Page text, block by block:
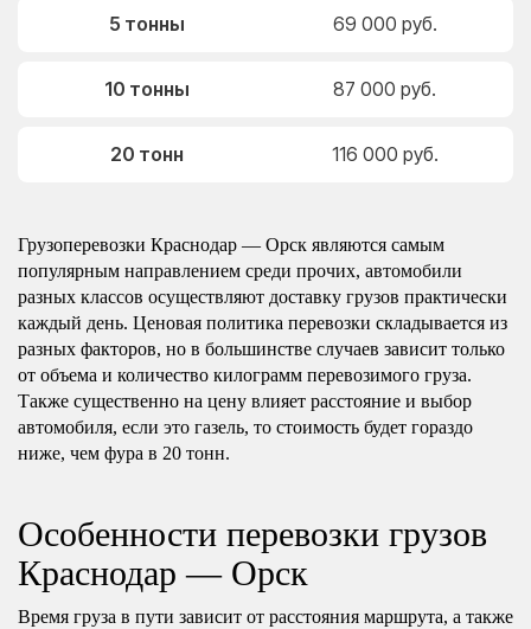
5 тонны 69 000 руб.
10 тонны 87 000 руб.
20 тонн 116 000 руб.
Грузоперевозки Краснодар — Орск являются самым
популярным направлением среди прочих, автомобили
разных классов осуществляют доставку грузов практически
каждый день. Ценовая политика перевозки складывается из
разных факторов, но в большинстве случаев зависит только
от объема и количество килограмм перевозимого груза.
Также существенно на цену влияет расстояние и выбор
автомобиля, если это газель, то стоимость будет гораздо
ниже, чем фура в 20 тонн.
Особенности перевозки грузов
Краснодар — Орск
Время груза в пути зависит от расстояния маршрута, а также